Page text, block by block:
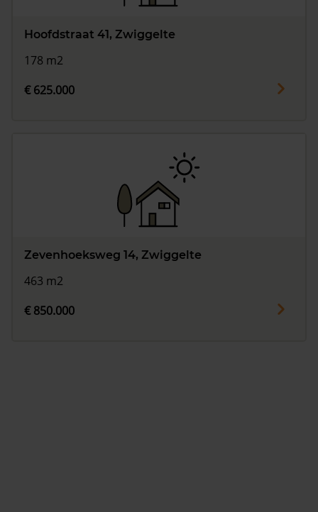
Hoofdstraat 41, Zwiggelte
178 m2
€ 625.000
Zevenhoeksweg 14, Zwiggelte
463 m2
€ 850.000